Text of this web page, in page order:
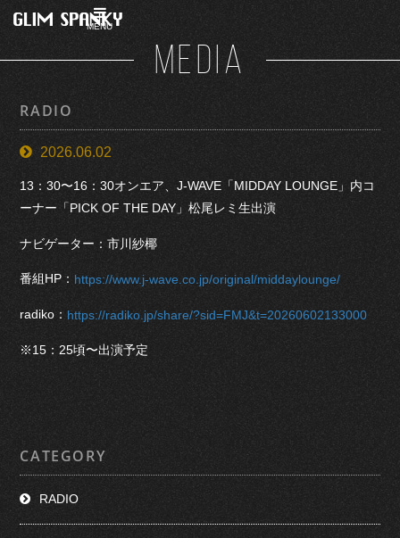
MENU
MEDIA
RADIO
2026.06.02
13：30〜16：30オンエア、J-WAVE「MIDDAY LOUNGE」内コ
ーナー「PICK OF THE DAY」松尾レミ生出演
ナビゲーター：市川紗椰
番組HP： https://www.j-wave.co.jp/original/middaylounge/
radiko： https://radiko.jp/share/?sid=FMJ&t=20260602133000
※15：25頃〜出演予定
CATEGORY
RADIO